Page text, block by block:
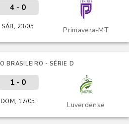
Primavera-MT
4- 0
SÁB, 23/05
BRASILEIRO - SÉRIE D
Luverdense
1- 0
DOM, 17/05